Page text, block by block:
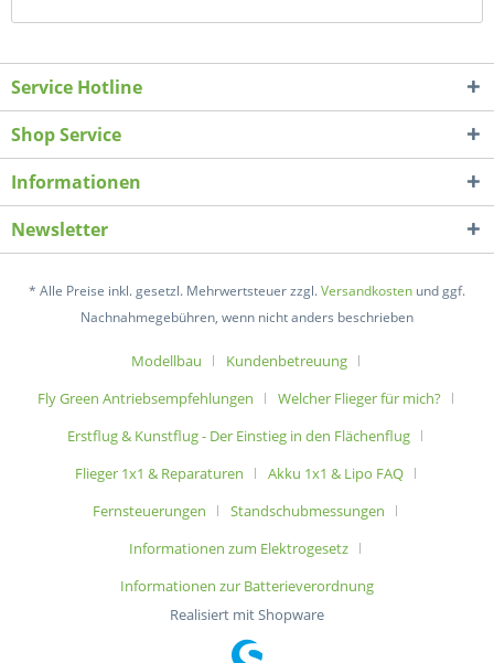
Service Hotline
Shop Service
Informationen
Newsletter
* Alle Preise inkl. gesetzl. Mehrwertsteuer zzgl.Versandkosten und ggf.
Nachnahmegebühren, wenn nicht anders beschrieben
Modellbau
Kundenbetreuung
Fly Green Antriebsempfehlungen
Welcher Flieger für mich?
Erstflug & Kunstflug - Der Einstieg in den Flächenflug
Flieger 1x1 & Reparaturen
Akku 1x1 & Lipo FAQ
Fernsteuerungen
Standschubmessungen
Informationen zum Elektrogesetz
Informationen zur Batterieverordnung
Realisiert mit Shopware